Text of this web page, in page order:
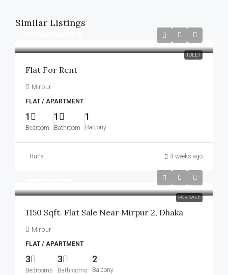
Similar Listings
TOLET
Flat For Rent
Mirpur
FLAT / APARTMENT
1
Bedroom
1
Bathroom
1
Balcony
Runa 4 weeks ago
FOR SALE
1150 Sqft. Flat Sale Near Mirpur 2, Dhaka
Mirpur
FLAT / APARTMENT
3
Bedrooms
3
Bathrooms
2
Balcony